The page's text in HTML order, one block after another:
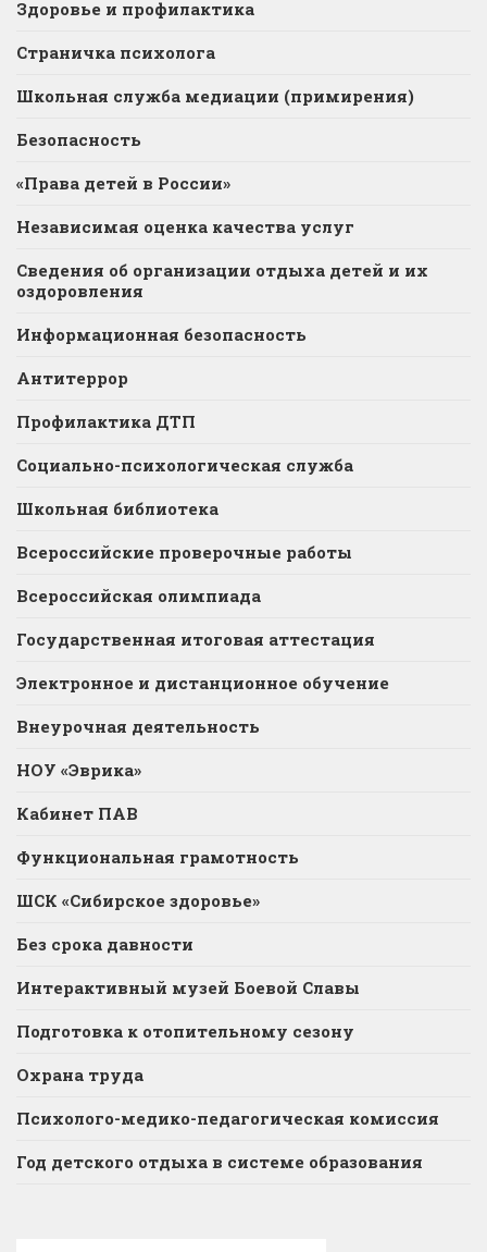
Здоровье и профилактика
Страничка психолога
Школьная служба медиации (примирения)
Безопасность
«Права детей в России»
Независимая оценка качества услуг
Сведения об организации отдыха детей и их
оздоровления
Информационная безопасность
Антитеррор
Профилактика ДТП
Социально-психологическая служба
Школьная библиотека
Всероссийские проверочные работы
Всероссийская олимпиада
Государственная итоговая аттестация
Электронное и дистанционное обучение
Внеурочная деятельность
НОУ «Эврика»
Кабинет ПАВ
Функциональная грамотность
ШСК «Сибирское здоровье»
Без срока давности
Интерактивный музей Боевой Славы
Подготовка к отопительному сезону
Охрана труда
Психолого-медико-педагогическая комиссия
Год детского отдыха в системе образования